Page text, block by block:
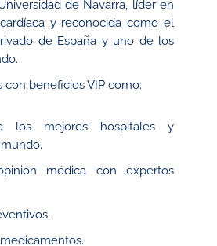
de Navarra, líder en
y reconocida como el
de España y uno de los
con beneficios VIP como:
los mejores hospitales y
médica con expertos